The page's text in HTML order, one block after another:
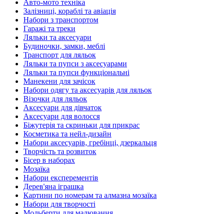
Авто-мото техніка
Залізниці, кораблі та авіація
Набори з транспортом
Гаражі та треки
Ляльки та аксесуари
Будиночки, замки, меблі
Транспорт для ляльок
Ляльки та пупси з аксесуарами
Ляльки та пупси функціональні
Манекени для зачісок
Набори одягу та аксесуарів для ляльок
Візочки для ляльок
Аксесуари для дівчаток
Аксесуари для волосся
Біжутерія та скриньки для прикрас
Косметика та нейл-дизайн
Набори аксесуарів, гребінці, дзеркальця
Творчість та розвиток
Бісер в наборах
Мозаїка
Набори експерементів
Дерев'яна іграшка
Картини по номерам та алмазна мозаїка
Набори для творчості